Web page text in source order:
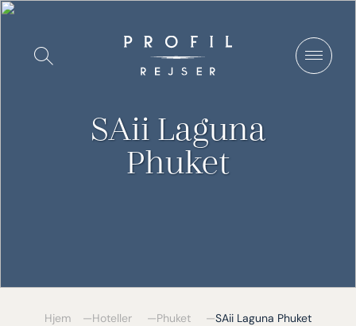
indhold
Vis/Skjul
søgning
SAii Laguna
Phuket
Hjem Hoteller Phuket SAii Laguna Phuket